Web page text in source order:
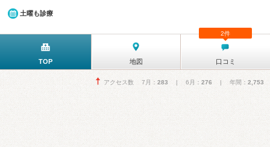
土曜も診療
TOP 地図 口コミ
2件
アクセス数 7月： 283 | 6月： 276 | 年間： 2,753